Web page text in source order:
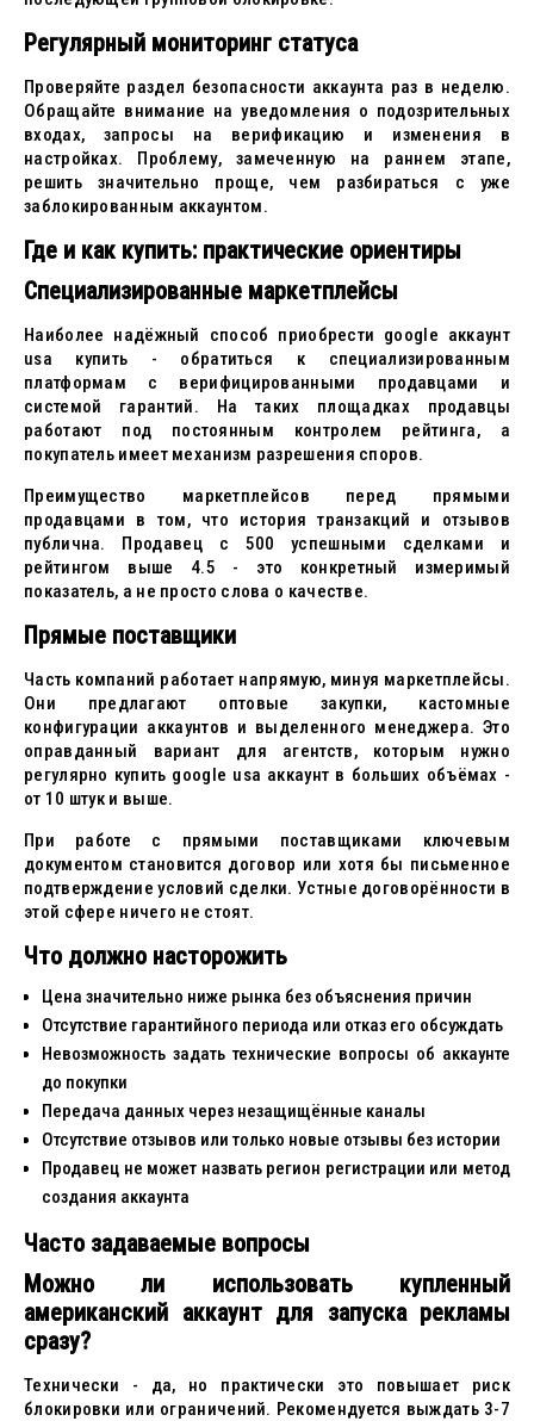
Регулярный мониторинг статуса
Проверяйте раздел безопасности аккаунта раз в неделю.
Обращайте внимание на уведомления о подозрительных
входах, запросы на верификацию и изменения в
настройках. Проблему, замеченную на раннем этапе,
решить значительно проще, чем разбираться с уже
заблокированным аккаунтом.
Где и как купить: практические ориентиры
Специализированные маркетплейсы
Наиболее надёжный способ приобрести google аккаунт
usa купить - обратиться к специализированным
платформам с верифицированными продавцами и
системой гарантий. На таких площадках продавцы
работают под постоянным контролем рейтинга, а
покупатель имеет механизм разрешения споров.
Преимущество маркетплейсов перед прямыми
продавцами в том, что история транзакций и отзывов
публична. Продавец с 500 успешными сделками и
рейтингом выше 4.5 - это конкретный измеримый
показатель, а не просто слова о качестве.
Прямые поставщики
Часть компаний работает напрямую, минуя маркетплейсы.
Они предлагают оптовые закупки, кастомные
конфигурации аккаунтов и выделенного менеджера. Это
оправданный вариант для агентств, которым нужно
регулярно купить google usa аккаунт в больших объёмах -
от 10 штук и выше.
При работе с прямыми поставщиками ключевым
документом становится договор или хотя бы письменное
подтверждение условий сделки. Устные договорённости в
этой сфере ничего не стоят.
Что должно насторожить
Цена значительно ниже рынка без объяснения причин
Отсутствие гарантийного периода или отказ его обсуждать
Невозможность задать технические вопросы об аккаунте
до покупки
Передача данных через незащищённые каналы
Отсутствие отзывов или только новые отзывы без истории
Продавец не может назвать регион регистрации или метод
создания аккаунта
Часто задаваемые вопросы
Можно ли использовать купленный
американский аккаунт для запуска рекламы
сразу?
Технически - да, но практически это повышает риск
блокировки или ограничений. Рекомендуется выждать 3-7